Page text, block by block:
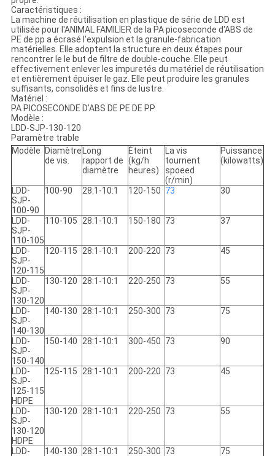
Caractéristiques :
La machine de réutilisation en plastique de série de LDD est
utilisée pour l'ANIMAL FAMILIER de la PA picoseconde d'ABS de
PE de pp a écrasé l'expulsion et la granule-fabrication
matérielles. Elle adoptent la structure en deux étapes pour
rencontrer le le but de filtre de double-couche. Elle peut
effectivement enlever les impuretés du matériel de réutilisation
et entièrement épuiser le gaz. Elle peut produire les granules
suffisants, consolidés et fins de lustre.
Matériel :
PA PICOSECONDE D'ABS DE PE DE PP
Modèle :
LDD-SJP-130-120
Paramètre trable
Modèle
Diamètre
de vis.
Long
rapport de
diamètre
Éteint
(kg/h
heures)
La vis
tournent
spoeed
(r/min)
Puissance
(kilowatts)
LDD-
SJP-
100-90
100-90 28:1-10:1 120-150 73 30
LDD-
SJP-
110-105
110-105 28:1-10:1 150-180 73 37
LDD-
SJP-
120-115
120-115 28:1-10:1 200-220 73 45
LDD-
SJP-
130-120
130-120 28:1-10:1 220-250 73 55
LDD-
SJP-
140-130
140-130 28:1-10:1 250-300 73 75
LDD-
SJP-
150-140
150-140 28:1-10:1 300-450 73 90
LDD-
SJP-
125-115
HDPE
125-115 28:1-10:1 200-220 73 45
LDD-
SJP-
130-120
HDPE
130-120 28:1-10:1 220-250 73 55
LDD-
140-130 28:1-10:1 250-300 73 75